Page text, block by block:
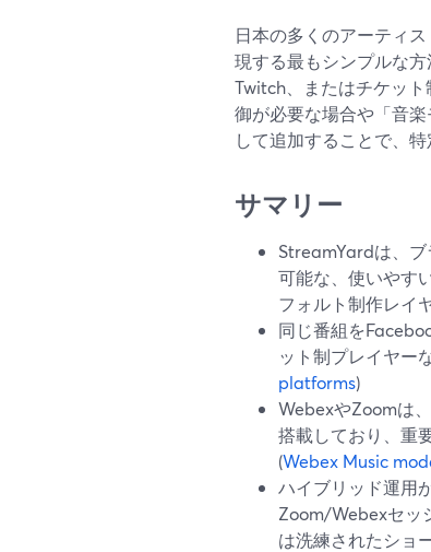
日本の多くのアーティ
現する最もシンプルな
Twitch、またはチケッ
御が必要な場合や「音
して追加することで、
サマリー
StreamYardは、
可能な、使いやす
フォルト制作レイ
同じ番組を
ット制プレイヤー
platforms)
WebexやZoomは
搭載しており、重
(Webex Music
ハイブリッド運用
Zoom/Webexセッ
は洗練されたショ